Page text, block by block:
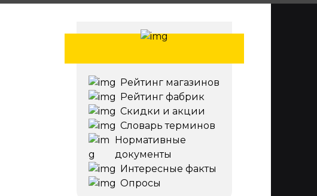
Рейтинг магазинов
Рейтинг фабрик
Скидки и акции
Словарь терминов
Нормативные
документы
Интересные факты
Опросы